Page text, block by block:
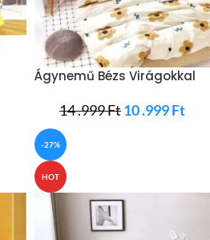
Ágynemű Bézs Virágokkal
14 .999Ft10 .999Ft
-27%
HOT